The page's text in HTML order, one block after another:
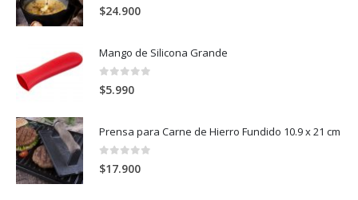
0 out of 5
$24.900
Mango de Silicona Grande
0out of 5
$5.990
Prensa para Carne de Hierro Fundido 10.9 x 21 cm
0
$17.900